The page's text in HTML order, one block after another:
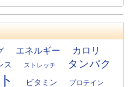
エネルギー
カロリ
ス ストレッチ
タンパク
ビタミン プロテイン